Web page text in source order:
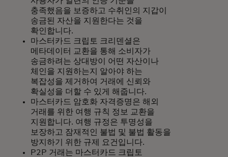
충족했음을 보증하고 수취인의 지갑이
송금된 자산을 지원한다는 것을
확인합니다.
마스터카드 크립토 크리덴셜은
메타데이터 교환을 통해 소비자가
송금하려는 상대방이 어떤 자산이나
체인을 지원하는지 알아야 하는
복잡성을 제거하여 거래에 신뢰와
확실성을 더할 수 있게 해줍니다.
마스터카드 암호화 자격증명은 해외
거래를 위한 여행 규칙 정보 교환을
지원합니다. 여행 규정은 투명성을
보장하고 잠재적인 불법 및 불법 활동을
방지하기 위한 규제 요건입니다.
P2P 거래는 마스터카드 크립토